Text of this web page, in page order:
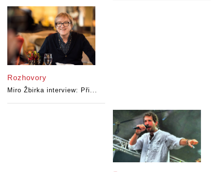
Rozhovory
Miro Žbirka interview: Při...